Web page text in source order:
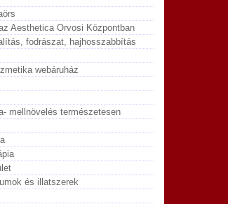
Aesthetica Orvosi Központban
fodrászat, hajhosszabbítás
webáruház
mellnövelés természetesen
és illatszerek